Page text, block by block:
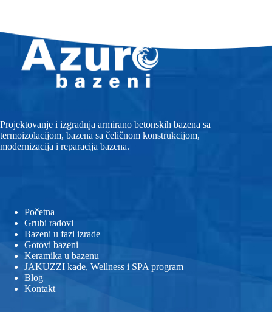
Projektovanje i izgradnja armirano betonskih bazena sa
termoizolacijom, bazena sa čeličnom konstrukcijom,
modernizacija i reparacija bazena.
Početna
Grubi radovi
Bazeni u fazi izrade
Gotovi bazeni
Keramika u bazenu
JAKUZZI kade, Wellness i SPA program
Blog
Kontakt